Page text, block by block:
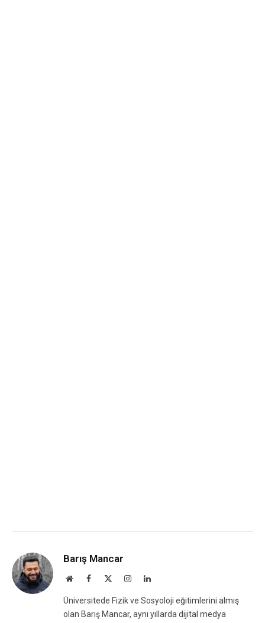
Barış Mancar
WebsiteFacebook InstagramLinkedIn
Üniversitede Fizik ve Sosyoloji eğitimlerini almış
olan Barış Mancar, aynı yıllarda dijital medya